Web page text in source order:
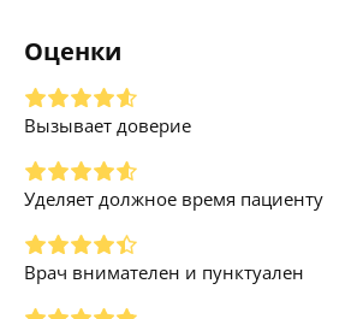
Оценки
Вызывает доверие
Уделяет должное время пациенту
Врач внимателен и пунктуален